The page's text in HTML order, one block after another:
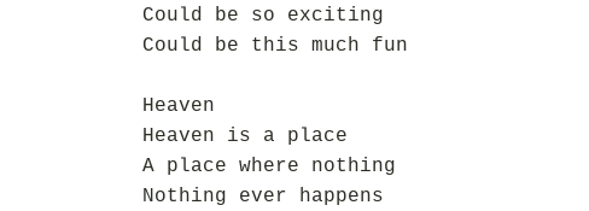
Could be so exciting
Could be this much fun
Heaven
Heaven is a place
A place where nothing
Nothing ever happens